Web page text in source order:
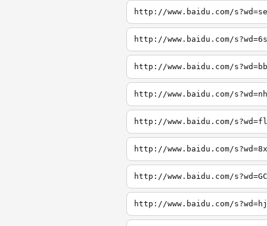
http://www.baidu.com/
http://www.baidu.com/
http://www.baidu.com/
http://www.baidu.com/
http://www.baidu.com/
http://www.baidu.com/
http://www.baidu.com/
http://www.baidu.com/